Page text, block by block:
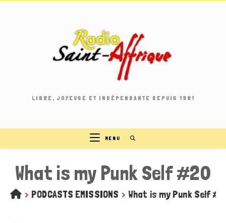
LIBRE, JOYEUSE ET INDÉPENDANTE DEPUIS 1981
MENU
What is my Punk Self #20
> PODCASTS EMISSIONS > What is my Punk Self